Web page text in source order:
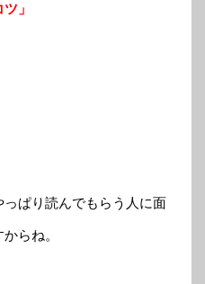
」
ぱり読んでもらう人に面
らね。